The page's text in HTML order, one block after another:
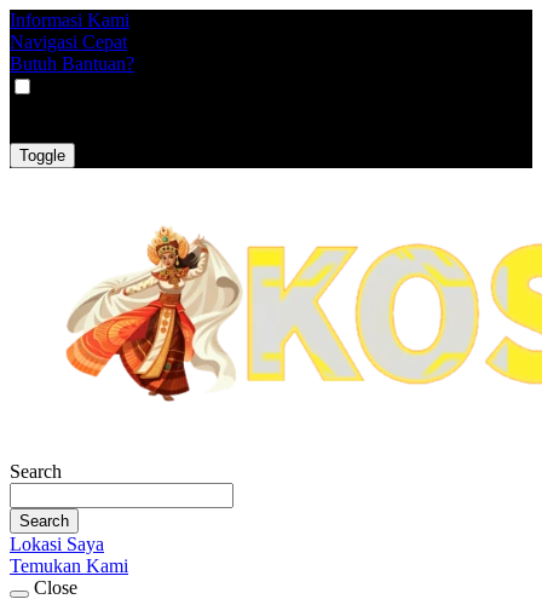
Informasi Kami
Navigasi Cepat
Butuh Bantuan?
Toggle
Search
Search
Lokasi Saya
Temukan Kami
Close